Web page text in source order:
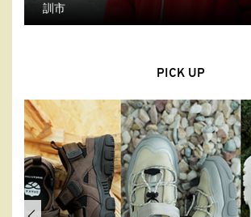
訓市
PICK UP